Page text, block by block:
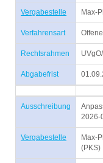
Vergabestelle Max-
Verfahrensart
Rechtsrahmen
Abgabefrist
Ausschreibung
2026-
Vergabestelle
Max-
(PKS)